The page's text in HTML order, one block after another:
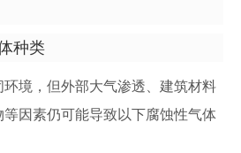
种类
境，但外部大气渗透、建筑材料
因素仍可能导致以下腐蚀性气体